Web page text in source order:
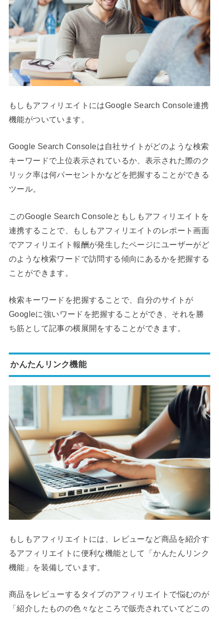
もしもアフィリエイトにはGoogle Search Console連携
機能がついています。
Google Search Consoleは自社サイトがどのような検索
キーワードで上位表示されているか、表示された際のク
リック率は何パーセントかなどを把握することができる
ツール。
このGoogle Search Consoleともしもアフィリエイトを
連携することで、もしもアフィリエイトのレポート画面
でアフィリエイト報酬が発生したページにユーザーがど
のような検索ワードで訪問する傾向にあるかを把握する
ことができます。
検索キーワードを把握することで、自分のサイトが
Googleに強いワードを把握することができ、それを勝
ち筋として記事の横展開をすることができます。
かんたんリンク機能
もしもアフィリエイトには、レビューなど商品を紹介す
るアフィリエイトに便利な機能として「かんたんリンク
機能」を装備しています。
商品をレビューするタイプのアフィリエイトで悩むのが
「紹介したものの色々なところで販売されていてどこの